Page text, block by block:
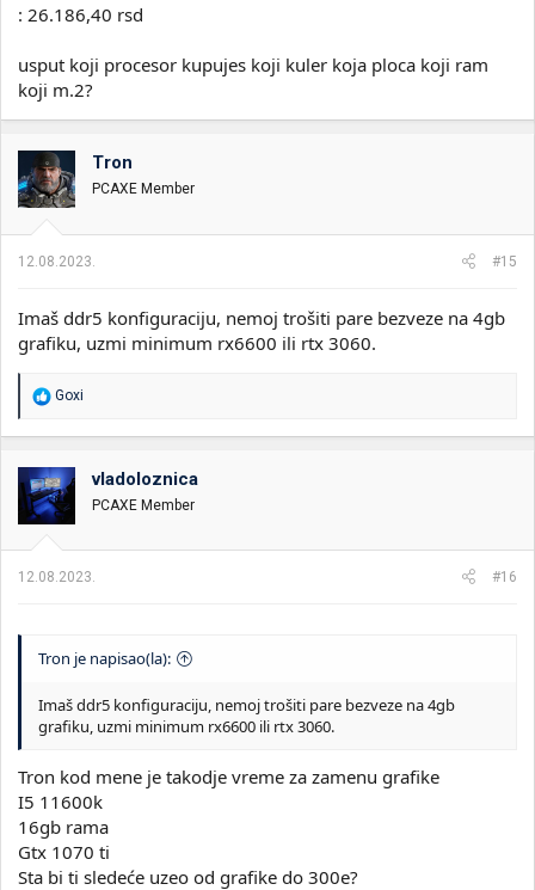
: 26.186,40 rsd
usput koji procesor kupujes koji kuler koja ploca koji ram
koji m.2?
Tron
PCAXE Member
12.08.2023. #15
Imaš ddr5 konfiguraciju, nemoj trošiti pare bezveze na 4gb
grafiku, uzmi minimum rx6600 ili rtx 3060.
R
o
v
a
n
:
Goxi
vladoloznica
PCAXE Member
12.08.2023. #16
Tron je napisao(la):
Imaš ddr5 konfiguraciju, nemoj trošiti pare bezveze na 4gb
grafiku, uzmi minimum rx6600 ili rtx 3060.
Tron kod mene je takodje vreme za zamenu grafike
I5 11600k
16gb rama
Gtx 1070 ti
Sta bi ti sledeće uzeo od grafike do 300e?